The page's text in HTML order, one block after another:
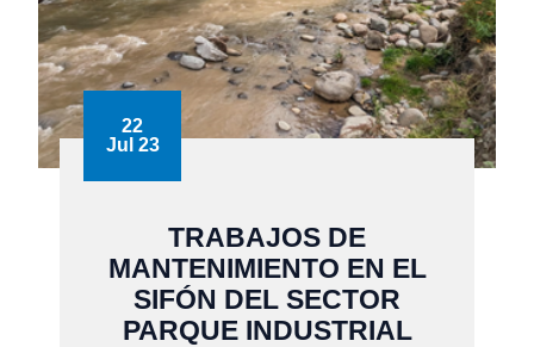
22
Jul 23
TRABAJOS DE
MANTENIMIENTO EN EL
SIFÓN DEL SECTOR
PARQUE INDUSTRIAL